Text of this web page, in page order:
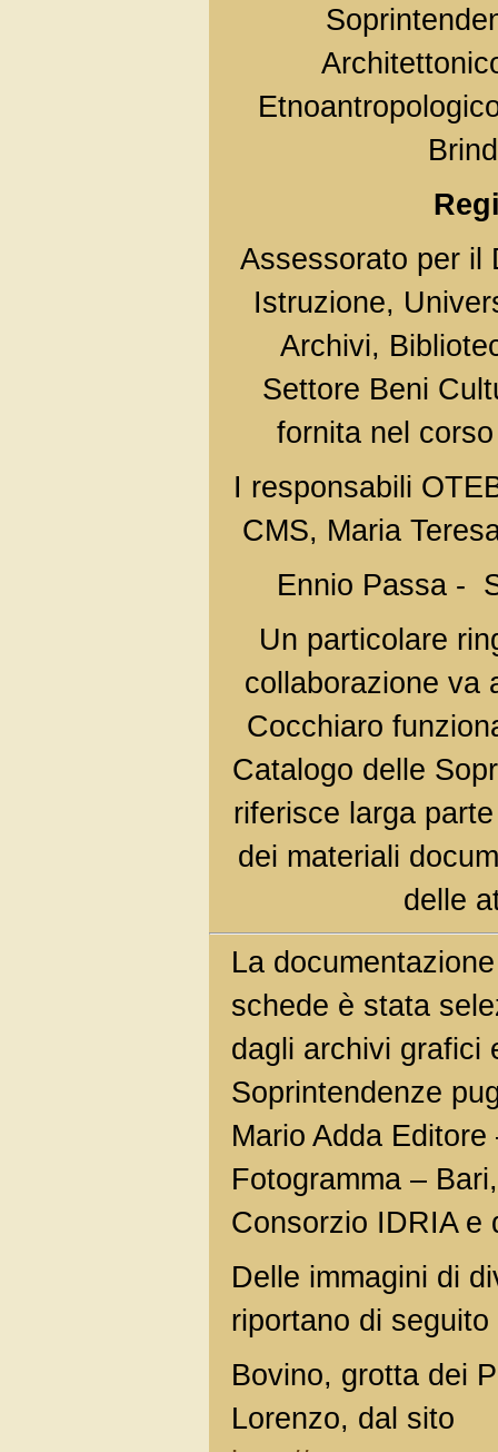
Assessorato per il
Istruzione,
Archivi,
Settore Beni
fornita nel
I responsabili
CMS, Maria
Ennio Passa -
Un particolare
collaborazione va
Cocchiaro
Catalogo delle
riferisce larga
dei materiali
delle
La
schede è stata
dagli archivi grafici
Soprintendenze
Mario Adda Editore
Fotogramma –
Consorzio IDRIA e
Delle immagini di
riportano di
Bovino, grotta dei
Lorenzo, dal sito